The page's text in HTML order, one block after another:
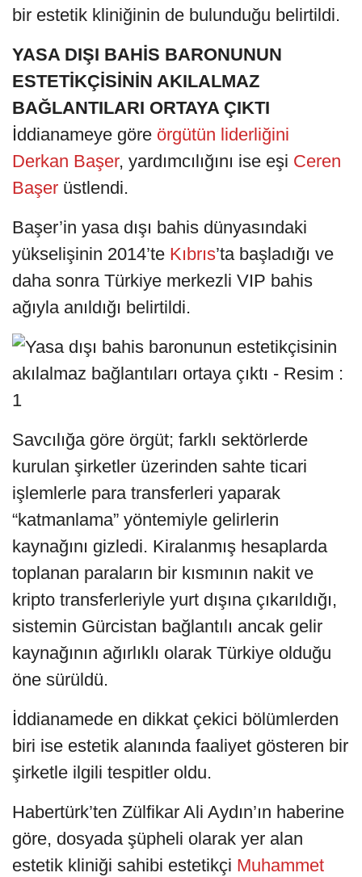
bir estetik kliniğinin de bulunduğu belirtildi.
YASA DIŞI BAHİS BARONUNUN
ESTETİKÇİSİNİN AKILALMAZ
BAĞLANTILARI ORTAYA ÇIKTI
İddianameye göre örgütün liderliğini
Derkan Başer, yardımcılığını ise eşi Ceren
Başer üstlendi.
Başer’in yasa dışı bahis dünyasındaki
yükselişinin 2014’te Kıbrıs’ta başladığı ve
daha sonra Türkiye merkezli VIP bahis
ağıyla anıldığı belirtildi.
Savcılığa göre örgüt; farklı sektörlerde
kurulan şirketler üzerinden sahte ticari
işlemlerle para transferleri yaparak
“katmanlama” yöntemiyle gelirlerin
kaynağını gizledi. Kiralanmış hesaplarda
toplanan paraların bir kısmının nakit ve
kripto transferleriyle yurt dışına çıkarıldığı,
sistemin Gürcistan bağlantılı ancak gelir
kaynağının ağırlıklı olarak Türkiye olduğu
öne sürüldü.
İddianamede en dikkat çekici bölümlerden
biri ise estetik alanında faaliyet gösteren bir
şirketle ilgili tespitler oldu.
Habertürk’ten Zülfikar Ali Aydın’ın haberine
göre, dosyada şüpheli olarak yer alan
estetik kliniği sahibi estetikçi Muhammet